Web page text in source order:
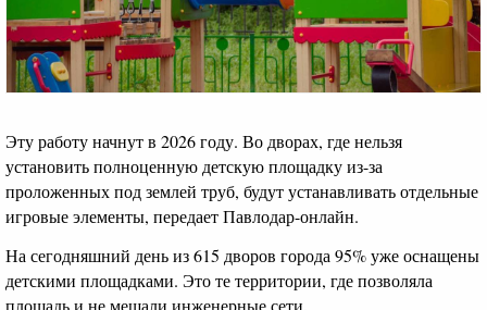
Эту работу начнут в 2026 году. Во дворах, где нельзя
установить полноценную детскую площадку из-за
проложенных под землей труб, будут устанавливать отдельные
игровые элементы, передает Павлодар-онлайн.
На сегодняшний день из 615 дворов города 95% уже оснащены
детскими площадками. Это те территории, где позволяла
площадь и не мешали инженерные сети.